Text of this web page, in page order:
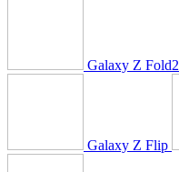
Galaxy Z Fold2
Galaxy Z Flip